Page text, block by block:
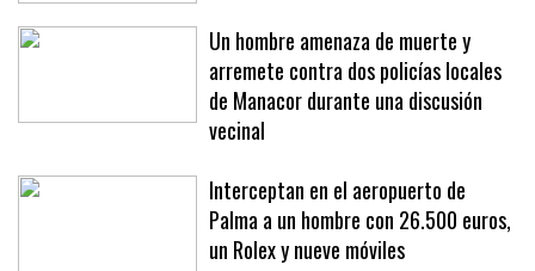
Un hombre amenaza de muerte y
arremete contra dos policías locales
de Manacor durante una discusión
vecinal
Interceptan en el aeropuerto de
Palma a un hombre con 26.500 euros,
un Rolex y nueve móviles